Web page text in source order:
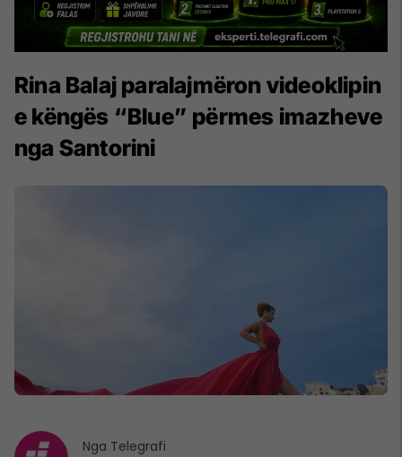
Rina Balaj paralajmëron videoklipin
e këngës “Blue” përmes imazheve
nga Santorini
Nga Telegrafi